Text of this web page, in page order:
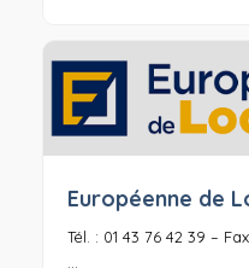
Européenne de
Tél. : 01 43 76 42 39 –